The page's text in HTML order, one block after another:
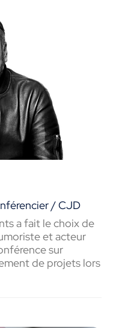
/ CJD
a fait le choix de
et acteur
sur
de projets lors